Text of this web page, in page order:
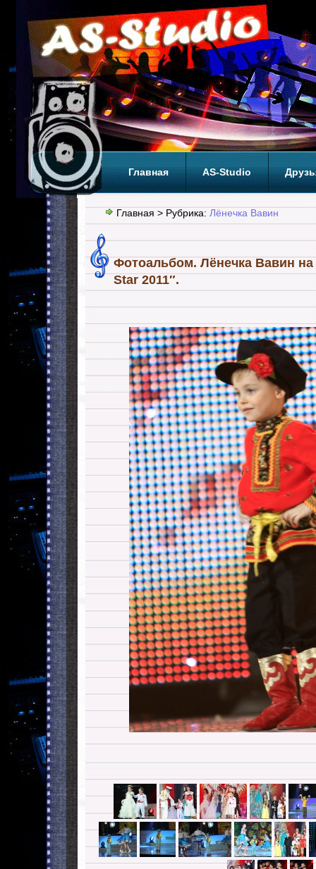
Главная AS-Studio
Теги ТОП
Главная > Рубрика: Лёнечка Вавин
Фотоальбом. Лёнечка Вавин на
Star 2011″.